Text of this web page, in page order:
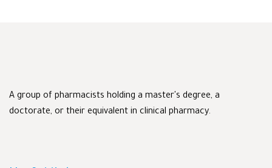
A group of pharmacists holding a master's degree, a
doctorate, or their equivalent in clinical pharmacy.